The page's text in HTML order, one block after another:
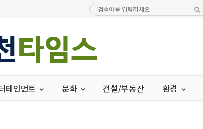
테인먼트 문화 건설/부동산 환경